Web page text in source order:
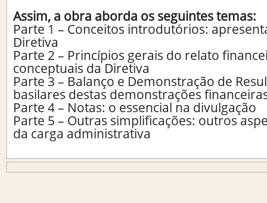
Assim, a obra aborda os seguintes temas:
Parte 1 – Conceitos introdutórios:
Diretiva
Parte 2 – Princípios gerais do relato
conceptuais da Diretiva
Parte 3 – Balanço e Demonstração de
basilares destas demonstrações
Parte 4 – Notas: o essencial na divulgação
Parte 5 – Outras simplificações: outros
da carga administrativa